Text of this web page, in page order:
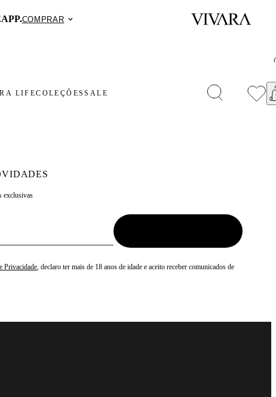
COMPRAR
LIFECOLEÇÕESSALE
exclusivas
Privacidade, declaro ter mais de 18 anos de idade e aceito receber comunicados de